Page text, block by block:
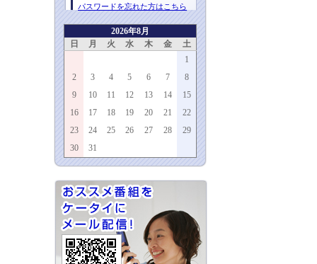
パスワードを忘れた方はこちら
2026年8月
日
月 火 水 木 金
土
1
2
3 4 5 6 7
8
9
10 11 12 13 14
15
16
17 18 19 20 21
22
23
24 25 26 27 28
29
30
31